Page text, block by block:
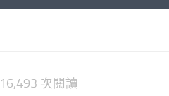
16,493 次閱讀